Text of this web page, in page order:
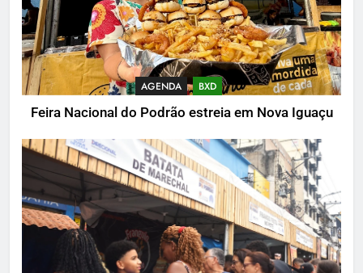
AGENDA BXD
Feira Nacional do Podrão estreia em Nova Iguaçu